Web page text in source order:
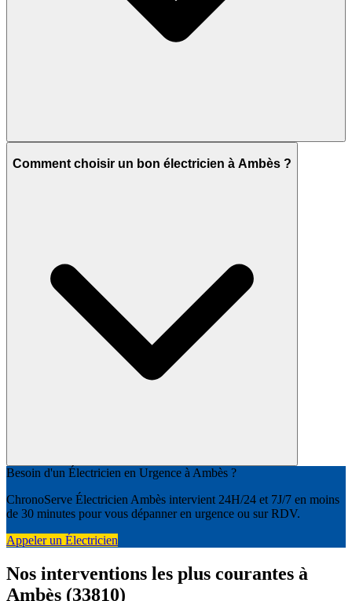
Comment choisir un bon électricien à Ambès ?
Besoin d'un Électricien en Urgence à Ambès ?
ChronoServe Électricien Ambès intervient 24H/24 et 7J/7 en moins
de 30 minutes pour vous dépanner en urgence ou sur RDV.
Appeler un Électricien
Nos interventions les plus courantes à
Ambès (33810)